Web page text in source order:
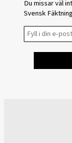
Du missar väl
Svensk